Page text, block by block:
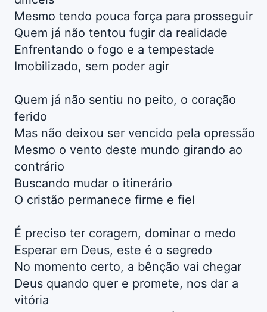
Mesmo tendo pouca força para prosseguir
Quem já não tentou fugir da realidade
Enfrentando o fogo e a tempestade
Imobilizado, sem poder agir
Quem já não sentiu no peito, o coração
ferido
Mas não deixou ser vencido pela opressão
Mesmo o vento deste mundo girando ao
contrário
Buscando mudar o itinerário
O cristão permanece firme e fiel
É preciso ter coragem, dominar o medo
Esperar em Deus, este é o segredo
No momento certo, a bênção vai chegar
Deus quando quer e promete, nos dar a
vitória